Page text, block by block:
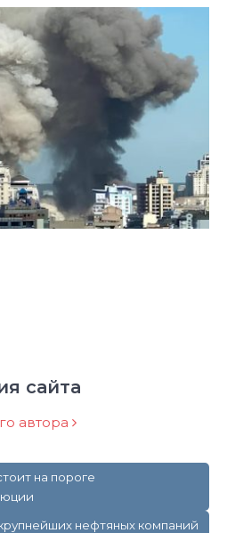
сайта
автора
на пороге
нефтяных компаний